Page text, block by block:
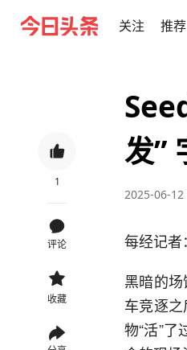
关注 推荐
1
评论
收藏
发”
2025-06-12
每经记者
黑暗的
车竞逐
物“活”